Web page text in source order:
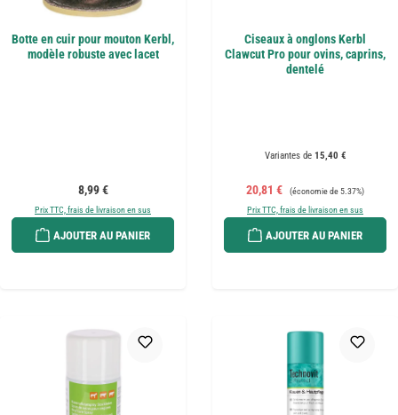
Botte en cuir pour mouton Kerbl,
modèle robuste avec lacet
Prix régulier :
8,99 €
Prix TTC, frais de livraison en sus
AJOUTER AU PANIER
Ciseaux à onglons Kerbl
Clawcut Pro pour ovins, caprins,
dentelé
Variantes de15,40 €
Prix de vente :
20,81 € Prix régulier :
(économie de 5.37%)
Prix TTC, frais de livraison en sus
AJOUTER AU PANIER